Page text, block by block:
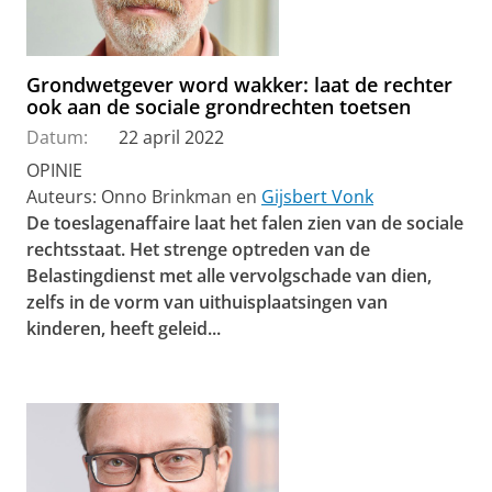
Grondwetgever word wakker: laat de rechter
ook aan de sociale grondrechten toetsen
Datum:
22 april 2022
OPINIE
Auteurs: Onno Brinkman en Gijsbert Vonk
De toeslagenaffaire laat het falen zien van de sociale
rechtsstaat. Het strenge optreden van de
Belastingdienst met alle vervolgschade van dien,
zelfs in de vorm van uithuisplaatsingen van
kinderen, heeft geleid...